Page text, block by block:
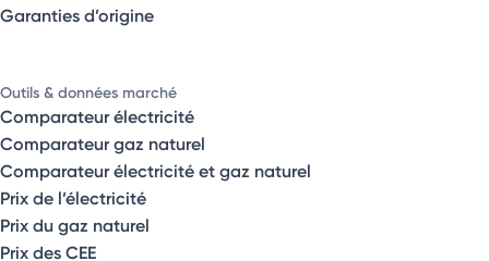
Garanties d’origine
Outils & données marché
Comparateur électricité
Comparateur gaz naturel
Comparateur électricité et gaz naturel
Prix de l’électricité
Prix du gaz naturel
Prix des CEE